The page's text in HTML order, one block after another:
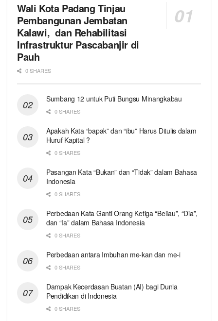
Wali Kota Padang Tinjau
Pembangunan Jembatan
Kalawi, dan Rehabilitasi
Infrastruktur Pascabanjir di
Pauh
0 SHARES
Sumbang 12 untuk Puti Bungsu Minangkabau
0 SHARES
Apakah Kata “bapak” dan “ibu” Harus Ditulis dalam
Huruf Kapital ?
0 SHARES
Pasangan Kata “Bukan” dan “Tidak” dalam Bahasa
Indonesia
0 SHARES
Perbedaan Kata Ganti Orang Ketiga “Beliau”, “Dia”,
dan “Ia” dalam Bahasa Indonesia
0 SHARES
Perbedaan antara Imbuhan me-kan dan me-i
0 SHARES
Dampak Kecerdasan Buatan (AI) bagi Dunia
Pendidikan di Indonesia
0 SHARES